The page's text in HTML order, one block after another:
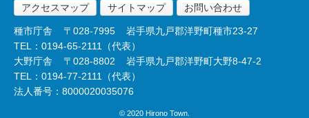
アクセスマップ
サイトマップ お問い合わせ
種市庁舎 〒028-7995
岩手県九戸郡洋野町種市23-27
TEL：0194-65-2111（代表）
大野庁舎
〒028-8802
岩手県九戸郡洋野町大野8-47-2
TEL：0194-77-2111（代表）
法人番号：8000020035076
© 2020 Hirono Town.